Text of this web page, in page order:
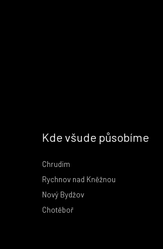
Kde všude působíme
Chrudim
Rychnov nad Kněžnou
Nový Bydžov
Chotěboř